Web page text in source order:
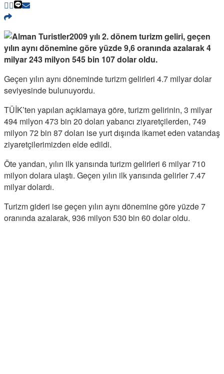
2009 yılı 2. dönem turizm geliri, geçen
yılın aynı dönemine göre yüzde 9,6 oranında azalarak 4
milyar 243 milyon 545 bin 107 dolar oldu.
Geçen yılın aynı döneminde turizm gelirleri 4.7 milyar dolar
seviyesinde bulunuyordu.
TÜİK’ten yapılan açıklamaya göre, turizm gelirinin, 3 milyar
494 milyon 473 bin 20 doları yabancı ziyaretçilerden, 749
milyon 72 bin 87 doları ise yurt dışında ikamet eden vatandaş
ziyaretçilerimizden elde edildi.
Öte yandan, yılın ilk yarısında turizm gelirleri 6 milyar 710
milyon dolara ulaştı. Geçen yılın ilk yarısında gelirler 7.47
milyar dolardı.
Turizm gideri ise geçen yılın aynı dönemine göre yüzde 7
oranında azalarak, 936 milyon 530 bin 60 dolar oldu.